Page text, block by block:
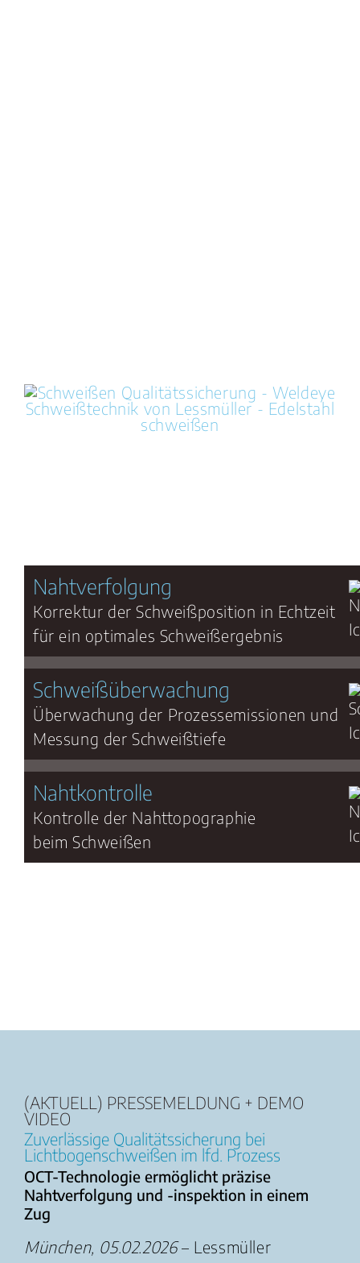
Nahtverfolgung
Korrektur der Schweißposition in Echtzeit
für ein optimales Schweißergebnis
Schweißüberwachung
Überwachung der Prozessemissionen und
Messung der Schweißtiefe
Nahtkontrolle
Kontrolle der Nahttopographie
beim Schweißen
(AKTUELL) PRESSEMELDUNG + DEMO
VIDEO
Zuverlässige Qualitätssicherung bei
Lichtbogenschweißen im lfd. Prozess
OCT-Technologie ermöglicht präzise
Nahtverfolgung und -inspektion in einem
Zug
München, 05.02.2026– Lessmüller